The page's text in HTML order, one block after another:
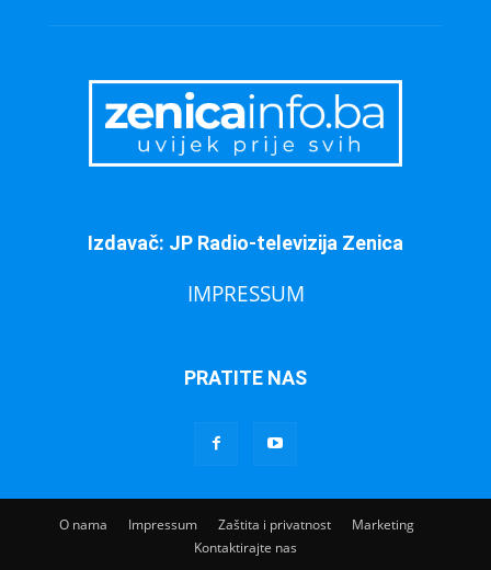
Izdavač: JP Radio-televizija Zenica
IMPRESSUM
PRATITE NAS
O nama Impressum Zaštita i privatnost
Marketing
Kontaktirajte nas